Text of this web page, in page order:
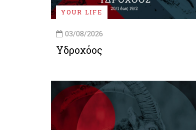
YOUR LIFE
03/08/2026
Υδροχόος